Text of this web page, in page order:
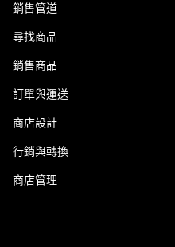
銷售管道
尋找商品
銷售商品
訂單與運送
商店設計
行銷與轉換
商店管理